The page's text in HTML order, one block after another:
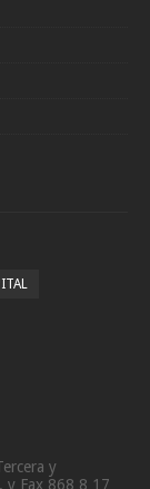
y
y Fax 868 8 17